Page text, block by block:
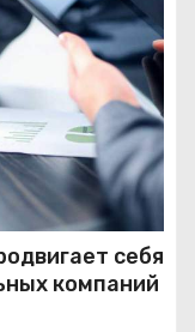
себя
компаний